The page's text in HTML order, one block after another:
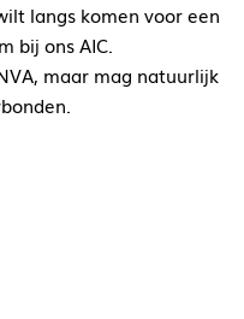
langs komen voor een
bij ons AIC.
maar mag natuurlijk